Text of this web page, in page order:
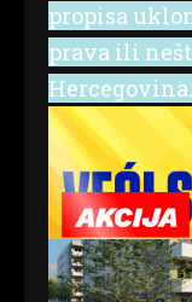
propisa
prava ili